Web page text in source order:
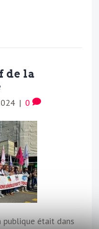
de la
| 0
publique était dans